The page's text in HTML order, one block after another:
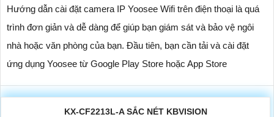
Hướng dẫn cài đặt camera IP Yoosee Wifi trên điện thoại là quá
trình đơn giản và dễ dàng để giúp bạn giám sát và bảo vệ ngôi
nhà hoặc văn phòng của bạn. Đầu tiên, bạn cần tải và cài đặt
ứng dụng Yoosee từ Google Play Store hoặc App Store
KX-CF2213L-A SẮC NÉT KBVISION